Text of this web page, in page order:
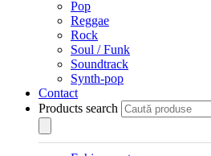
Pop
Reggae
Rock
Soul / Funk
Soundtrack
Synth-pop
Contact
Products search